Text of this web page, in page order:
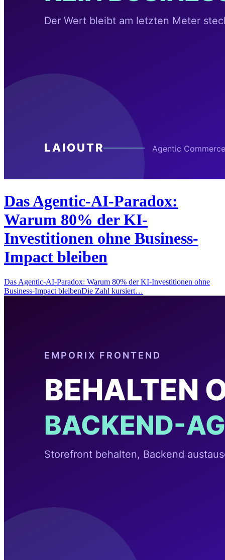
Das Agentic-AI-Paradox:
Warum 80% der KI-
Investitionen ohne Business-
Impact bleiben
Das Agentic-AI-Paradox: Warum 80% der KI-Investitionen ohne
Business-Impact bleibenDie Zahl kursiert…